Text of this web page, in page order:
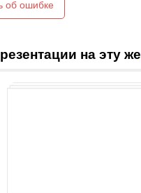
об ошибке
на эту же